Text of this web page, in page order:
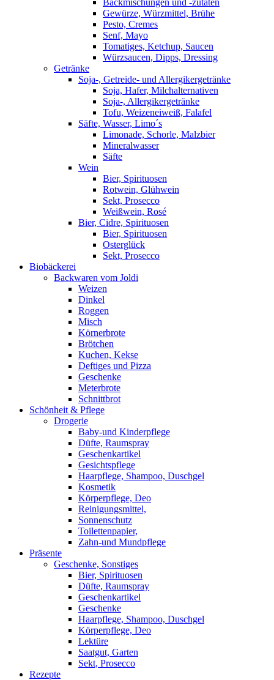
Backmischungen und -zutaten
Gewürze, Würzmittel, Brühe
Pesto, Cremes
Senf, Mayo
Tomatiges, Ketchup, Saucen
Würzsaucen, Dipps, Dressing
Getränke
Soja-, Getreide- und Allergikergetränke
Soja, Hafer, Milchalternativen
Soja-, Allergikergetränke
Tofu, Weizeneiweiß, Falafel
Säfte, Wasser, Limo´s
Limonade, Schorle, Malzbier
Mineralwasser
Säfte
Wein
Bier, Spirituosen
Rotwein, Glühwein
Sekt, Prosecco
Weißwein, Rosé
Bier, Cidre, Spirituosen
Bier, Spirituosen
Osterglück
Sekt, Prosecco
Biobäckerei
Backwaren vom Joldi
Weizen
Dinkel
Roggen
Misch
Körnerbrote
Brötchen
Kuchen, Kekse
Deftiges und Pizza
Geschenke
Meterbrote
Schnittbrot
Schönheit & Pflege
Drogerie
Baby-und Kinderpflege
Düfte, Raumspray
Geschenkartikel
Gesichtspflege
Haarpflege, Shampoo, Duschgel
Kosmetik
Körperpflege, Deo
Reinigungsmittel,
Sonnenschutz
Toilettenpapier,
Zahn-und Mundpflege
Präsente
Geschenke, Sonstiges
Bier, Spirituosen
Düfte, Raumspray
Geschenkartikel
Geschenke
Haarpflege, Shampoo, Duschgel
Körperpflege, Deo
Lektüre
Saatgut, Garten
Sekt, Prosecco
Rezepte